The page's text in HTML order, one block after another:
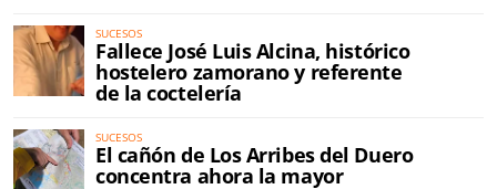
SUCESOS
Fallece José Luis Alcina, histórico
hostelero zamorano y referente
de la coctelería
SUCESOS
El cañón de Los Arribes del Duero
concentra ahora la mayor